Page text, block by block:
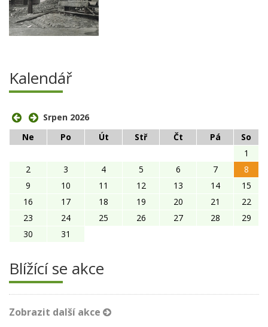
Kalendář
Srpen 2026
Ne
Po Út Stř Čt Pá
So
1
2
3 4 5 6 7
8
9
10 11 12 13 14
15
16
17 18 19 20 21
22
23
24 25 26 27 28
29
30
31
Blížící se akce
Zobrazit další akce